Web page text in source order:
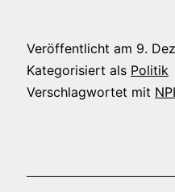
Veröffentlicht am 9.
Kategorisiert als Politik
Verschlagwortet mit